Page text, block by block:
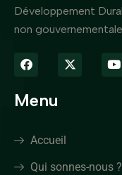
Développement
non gouvernementale
Menu
Accueil
Qui sonnes-nous ?